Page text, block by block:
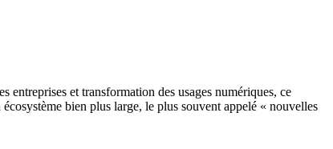
et transformation des usages numériques, ce
bien plus large, le plus souvent appelé « nouvelles